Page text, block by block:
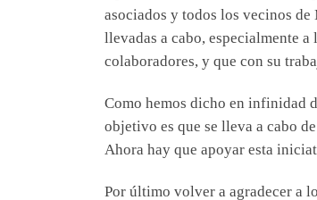
asociados y todos los vecinos
llevadas a cabo, especialmente
colaboradores, y que con su
Como hemos dicho en infinidad
objetivo es que se lleva a cabo
Ahora hay que apoyar esta
Por último volver a agradecer a